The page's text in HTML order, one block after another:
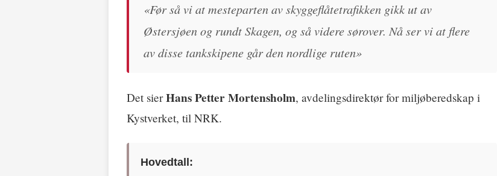
«Før så vi at mesteparten av skyggeflåtetrafikken gikk ut av
Østersjøen og rundt Skagen, og så videre sørover. Nå ser vi at flere
av disse tankskipene går den nordlige ruten»
Det sierHans Petter Mortensholm, avdelingsdirektør for miljøberedskap i
Kystverket, til NRK.
Hovedtall: